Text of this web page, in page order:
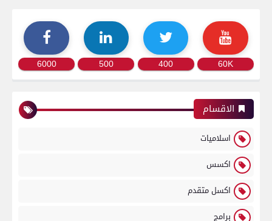
60K
400
500
6000
الاقسام
اسلاميات
اكسس
اكسل متقدم
برامج